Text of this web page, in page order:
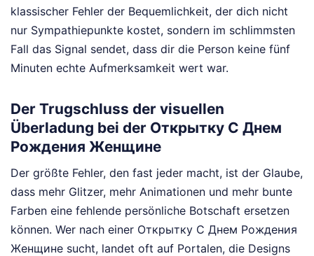
klassischer Fehler der Bequemlichkeit, der dich nicht
nur Sympathiepunkte kostet, sondern im schlimmsten
Fall das Signal sendet, dass dir die Person keine fünf
Minuten echte Aufmerksamkeit wert war.
Der Trugschluss der visuellen
Überladung bei der Открытку С Днем
Рождения Женщине
Der größte Fehler, den fast jeder macht, ist der Glaube,
dass mehr Glitzer, mehr Animationen und mehr bunte
Farben eine fehlende persönliche Botschaft ersetzen
können. Wer nach einer Открытку С Днем Рождения
Женщине sucht, landet oft auf Portalen, die Designs